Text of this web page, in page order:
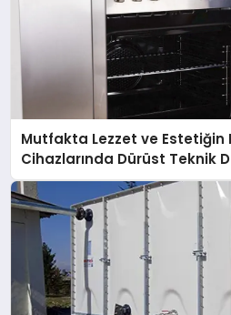
Mutfakta Lezzet ve Estetiğin
Cihazlarında Dürüst Teknik